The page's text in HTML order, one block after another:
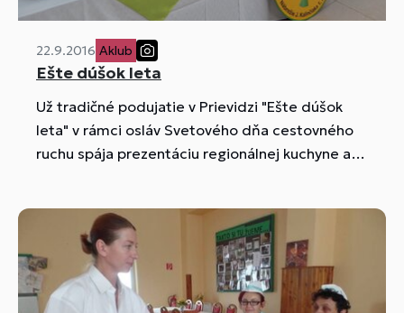
22.9.2016 Aklub
Ešte dúšok leta
Už tradičné podujatie v Prievidzi "Ešte dúšok
leta" v rámci osláv Svetového dňa cestovného
ruchu spája prezentáciu regionálnej kuchyne a
výchovy pripravili tradičné jedlá hornej Nitry,
ktoré ponúkali pozvaným hosťom a účastníkom
festivalu v Regionálnom kultúrnom centre
Prievidza.